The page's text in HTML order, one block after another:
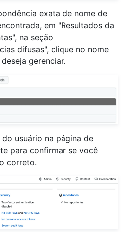
exata de nome de
em "Resultados da
na seção
difusas", clique no nome
gerenciar.
usuário na página de
para confirmar se você
correto.